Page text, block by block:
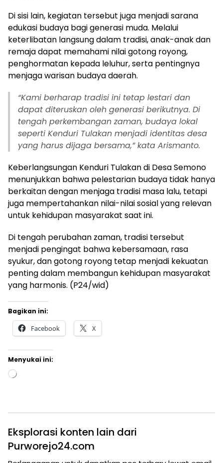
Di sisi lain, kegiatan tersebut juga menjadi sarana
edukasi budaya bagi generasi muda. Melalui
keterlibatan langsung dalam tradisi, anak-anak dan
remaja dapat memahami nilai gotong royong,
penghormatan kepada leluhur, serta pentingnya
menjaga warisan budaya daerah.
“Kami berharap tradisi ini tetap lestari dan
dapat diteruskan oleh generasi berikutnya. Di
tengah perkembangan zaman, budaya lokal
seperti Kenduri Tulakan menjadi identitas desa
yang harus dijaga bersama,” kata Arismanto.
Keberlangsungan Kenduri Tulakan di Desa Semono
menunjukkan bahwa pelestarian budaya tidak hanya
berkaitan dengan menjaga tradisi masa lalu, tetapi
juga mempertahankan nilai-nilai sosial yang relevan
untuk kehidupan masyarakat saat ini.
Di tengah perubahan zaman, tradisi tersebut
menjadi pengingat bahwa kebersamaan, rasa
syukur, dan gotong royong tetap menjadi kekuatan
penting dalam membangun kehidupan masyarakat
yang harmonis. (P24/wid)
Bagikan ini:
Facebook X
Menyukai ini:
Memuat...
Eksplorasi konten lain dari
Purworejo24.com